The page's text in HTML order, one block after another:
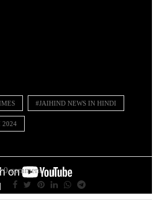
#JAIHIND NEWS IN HINDI
2024
0 comment